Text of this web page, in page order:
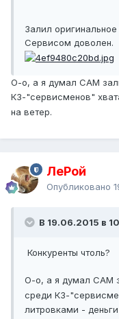
Залил
Сервисом доволен.
О-о, а я думал САМ
КЗ-"сервисменов"
на ветер.
ЛеРой
Опубликовано
В 19.06.2015 в
Конкуренты чтоль?
О-о, а я думал САМ
среди КЗ-
литровками -